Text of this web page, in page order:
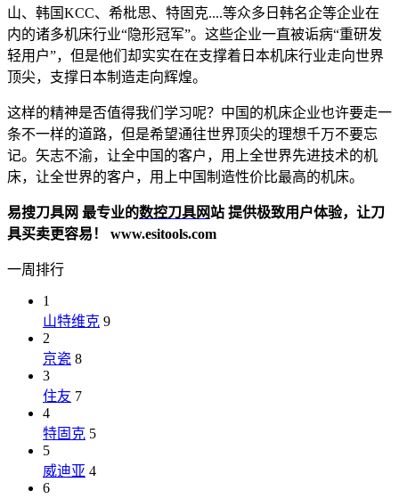
山、韩国KCC、希枇思、特固克....等众多日韩名企等企业在
内的诸多机床行业“隐形冠军”。这些企业一直被诟病“重研发
轻用户”，但是他们却实实在在支撑着日本机床行业走向世界
顶尖，支撑日本制造走向辉煌。
这样的精神是否值得我们学习呢？中国的机床企业也许要走一
条不一样的道路，但是希望通往世界顶尖的理想千万不要忘
记。矢志不渝，让全中国的客户，用上全世界先进技术的机
床，让全世界的客户，用上中国制造性价比最高的机床。
易搜刀具网 最专业的数控刀具网站 提供极致用户体验，让刀
具买卖更容易！ www.esitools.com
一周排行
1
山特维克 9
2
京瓷 8
3
住友 7
4
特固克 5
5
威迪亚 4
6